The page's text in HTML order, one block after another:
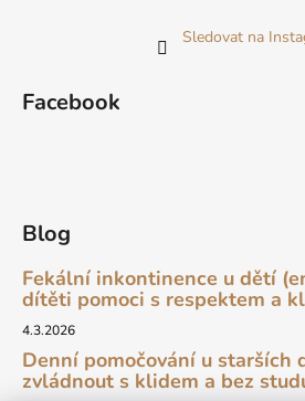
Sledovat na
Facebook
Blog
Fekální inkontinence u dětí
dítěti pomoci s respektem a
4.3.2026
Denní pomočování u starších
zvládnout s klidem a bez